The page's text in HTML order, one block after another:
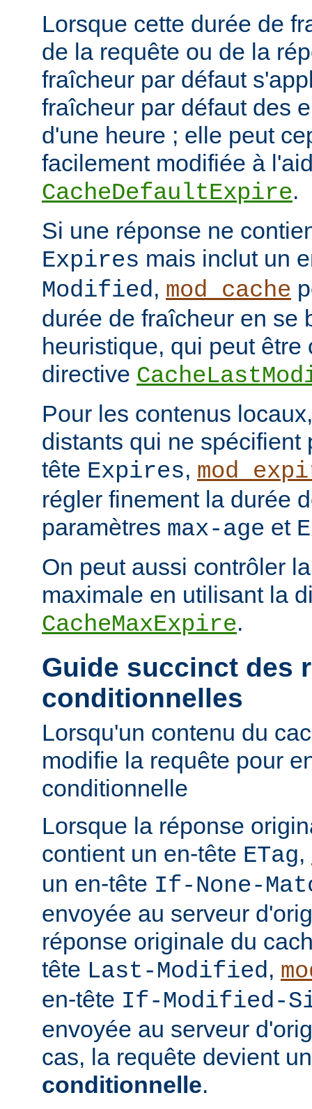
Lorsque cette durée de
de la requête ou de la
fraîcheur par défaut
fraîcheur par défaut des
d'une heure ; elle peut
facilement modifiée à
CacheDefaultExpire.
Si une réponse ne
Expires mais inclut un
Modified, mod_cache
durée de fraîcheur en se
heuristique, qui peut être
directive
Pour les contenus
distants qui ne spécifient
tête Expires,
régler finement la durée
paramètres max-age et
On peut aussi contrôler
maximale en utilisant la
CacheMaxExpire.
Guide succinct des
conditionnelles
Lorsqu'un contenu du
modifie la requête pour
conditionnelle
Lorsque la réponse
contient un en-tête ETag,
un en-tête If-None-
envoyée au serveur
réponse originale du
tête Last-Modified,
en-tête If-Modified-
envoyée au serveur
cas, la requête devient
conditionnelle.